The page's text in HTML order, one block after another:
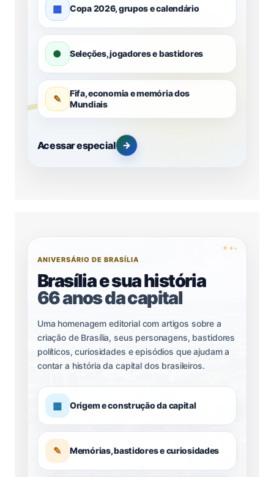
▦ Copa 2026, grupos e calendário
● Seleções, jogadores e bastidores
✎
Fifa, economia e memória dos
Mundiais
Acessar especial →
✦ ✦✦
ANIVERSÁRIO DE BRASÍLIA
Brasília e sua história
66 anos da capital
Uma homenagem editorial com artigos sobre a
criação de Brasília, seus personagens, bastidores
políticos, curiosidades e episódios que ajudam a
contar a história da capital dos brasileiros.
▦ Origem e construção da capital
✎ Memórias, bastidores e curiosidades